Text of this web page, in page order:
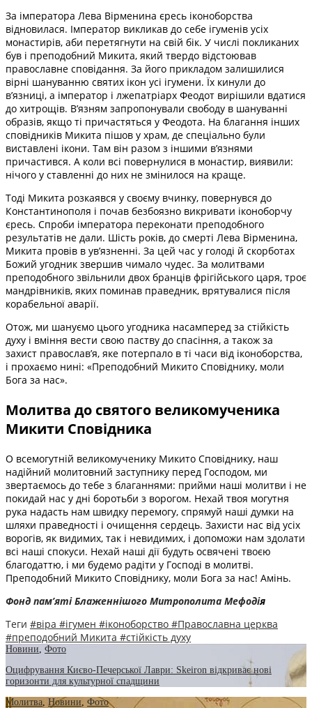
За імператора Лева Вірменина єресь іконоборства
відновилася. Імператор викликав до себе ігуменів усіх
монастирів, аби перетягнути на свій бік. У числі покликаних
був і преподобний Микита, який твердо відстоював
православне сповідання. За його прикладом залишилися
вірні шануванню святих ікон усі ігумени. Їх кинули до
в’язниці, а імператор і лжепатріарх Феодот вирішили вдатися
до хитрощів. В’язням запропонували свободу в шануванні
образів, якщо ті причастяться у Феодота. На благання інших
сповідників Микита пішов у храм, де спеціально були
виставлені ікони. Там він разом з іншими в’язнями
причастився. А коли всі повернулися в монастир, виявили:
нічого у ставленні до них не змінилося на краще.
Тоді Микита розкаявся у своєму вчинку, повернувся до
Константинополя і почав безбоязно викривати іконоборчу
єресь. Спроби імператора переконати преподобного
результатів не дали. Шість років, до смерті Лева Вірменина,
Микита провів в ув’язненні. За цей час у голоді й скорботах
Божий угодник звершив чимало чудес. За молитвами
преподобного звільнили двох бранців фрігійського царя, троє
мандрівників, яких поминав праведник, врятувалися після
корабельної аварії.
Отож, ми шануємо цього угодника насамперед за стійкість
духу і вміння вести свою паству до спасіння, а також за
захист православ’я, яке потерпало в ті часи від іконоборства,
і прохаємо нині: «Преподобний Микито Сповіднику, моли
Бога за нас».
Молитва до святого великомученика
Микити Сповідника
О всемогутній великомученику Микито Сповіднику, наш
надійний молитовний заступнику перед Господом, ми
звертаємось до тебе з благаннями: прийми наші молитви і не
покидай нас у дні боротьби з ворогом. Нехай твоя могутня
рука надасть нам швидку перемогу, спрямуй наші думки на
шляхи праведності і очищення сердець. Захисти нас від усіх
ворогів, як видимих, так і невидимих, і допоможи нам здолати
всі наші спокуси. Нехай наші дії будуть освячені твоєю
благодаттю, і ми будемо радіти у Господі в молитві.
Преподобний Микито Сповіднику, моли Бога за нас! Амінь.
Фонд пам’яті Блаженнішого Митрополита Мефодія
Теги #віра #ігумен #іконоборство #Православна церква
#преподобний Микита #стійкість духу
Новини Фото
Оцифрування Києво-Печерської Лаври: Skeiron відкриває нові
горизонти для культурної спадщини
Молитва Новини Фото